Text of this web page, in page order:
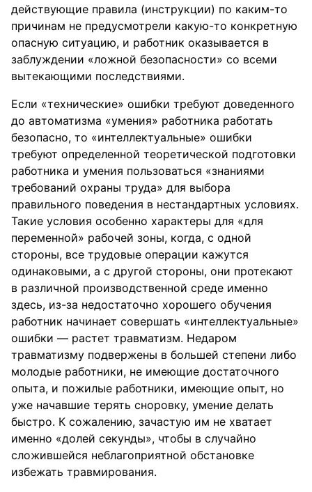
действующие правила (инструкции) по каким-то
причинам не предусмотрели какую-то конкретную
опасную ситуацию, и работник оказывается в
заблуждении «ложной безопасности» со всеми
вытекающими последствиями.
Если «технические» ошибки требуют доведенного
до автоматизма «умения» работника работать
безопасно, то «интеллектуальные» ошибки
требуют определенной теоретической подготовки
работника и умения пользоваться «знаниями
требований охраны труда» для выбора
правильного поведения в нестандартных условиях.
Такие условия особенно характеры для «для
переменной» рабочей зоны, когда, с одной
стороны, все трудовые операции кажутся
одинаковыми, а с другой стороны, они протекают
в различной производственной среде именно
здесь, из-за недостаточно хорошего обучения
работник начинает совершать «интеллектуальные»
ошибки — растет травматизм. Недаром
травматизму подвержены в большей степени либо
молодые работники, не имеющие достаточного
опыта, и пожилые работники, имеющие опыт, но
уже начавшие терять сноровку, умение делать
быстро. К сожалению, зачастую им не хватает
именно «долей секунды», чтобы в случайно
сложившейся неблагоприятной обстановке
избежать травмирования.